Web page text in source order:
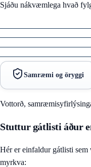
Sjáðu nákvæmlega hvað
Samræmi og öryggi
Vottorð,
Stuttur gátlisti áður
Hér er einfaldur gátlisti
myrkva: